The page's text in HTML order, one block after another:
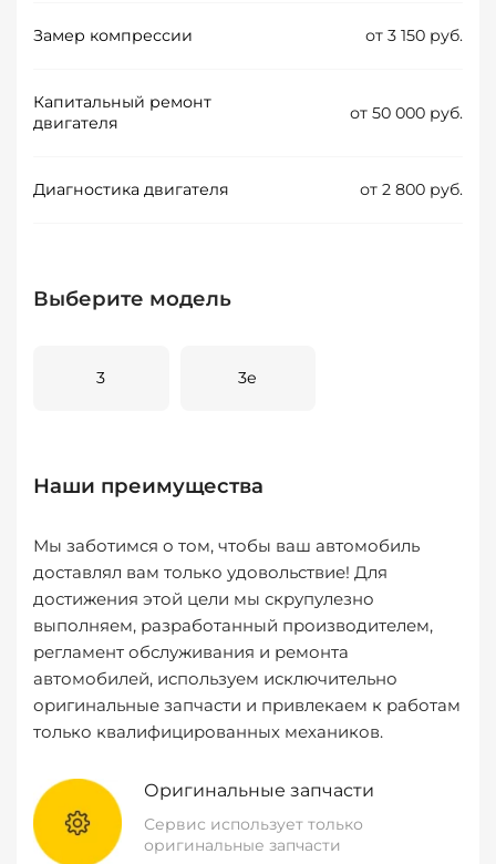
Замер компрессии от 3 150 руб.
Капитальный ремонт
двигателя
от 50 000 руб.
Диагностика двигателя от 2 800 руб.
Выберите модель
3 3e
Наши преимущества
Мы заботимся о том, чтобы ваш автомобиль
доставлял вам только удовольствие! Для
достижения этой цели мы скрупулезно
выполняем, разработанный производителем,
регламент обслуживания и ремонта
автомобилей, используем исключительно
оригинальные запчасти и привлекаем к работам
только квалифицированных механиков.
Оригинальные запчасти
Сервис использует только
оригинальные запчасти